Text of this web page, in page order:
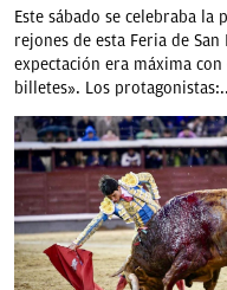
Este sábado se celebraba
rejones de esta Feria de
expectación era máxima
billetes». Los